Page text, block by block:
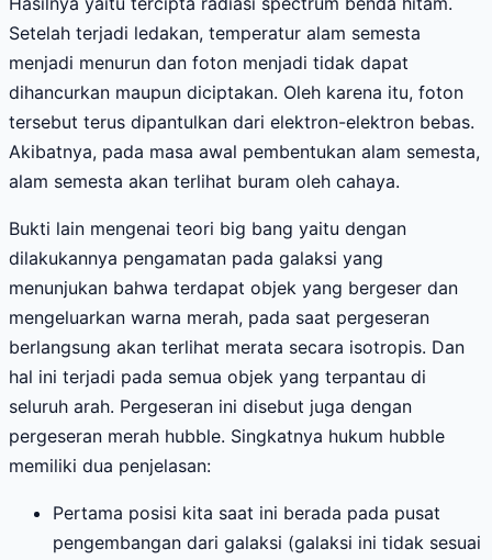
Setelah terjadi ledakan, temperatur alam semesta
menjadi menurun dan foton menjadi tidak dapat
dihancurkan maupun diciptakan. Oleh karena itu, foton
tersebut terus dipantulkan dari elektron-elektron bebas.
Akibatnya, pada masa awal pembentukan alam semesta,
alam semesta akan terlihat buram oleh cahaya.
Bukti lain mengenai teori big bang yaitu dengan
dilakukannya pengamatan pada galaksi yang
menunjukan bahwa terdapat objek yang bergeser dan
mengeluarkan warna merah, pada saat pergeseran
berlangsung akan terlihat merata secara isotropis. Dan
hal ini terjadi pada semua objek yang terpantau di
seluruh arah. Pergeseran ini disebut juga dengan
pergeseran merah hubble. Singkatnya hukum hubble
memiliki dua penjelasan:
Pertama posisi kita saat ini berada pada pusat
pengembangan dari galaksi (galaksi ini tidak sesuai